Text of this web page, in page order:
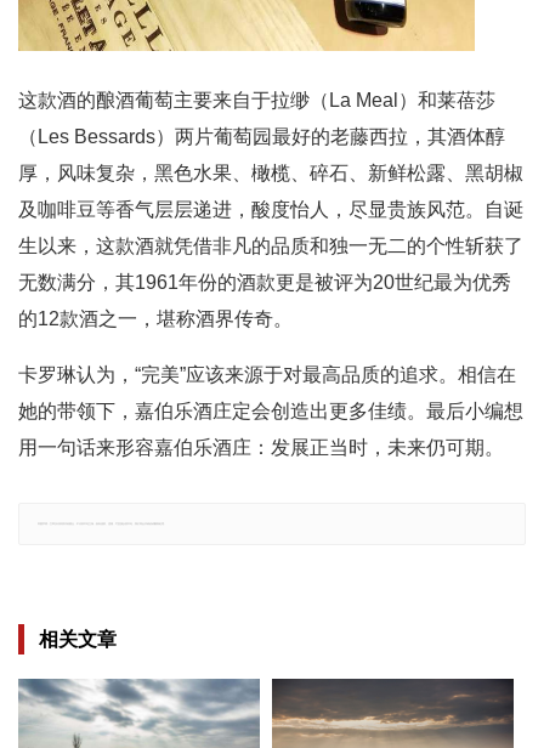
这款酒的酿酒葡萄主要来自于拉缈（La Meal）和莱蓓莎
（Les Bessards）两片葡萄园最好的老藤西拉，其酒体醇
厚，风味复杂，黑色水果、橄榄、碎石、新鲜松露、黑胡椒
及咖啡豆等香气层层递进，酸度怡人，尽显贵族风范。自诞
生以来，这款酒就凭借非凡的品质和独一无二的个性斩获了
无数满分，其1961年份的酒款更是被评为20世纪最为优秀
的12款酒之一，堪称酒界传奇。
卡罗琳认为，“完美”应该来源于对最高品质的追求。相信在
她的带领下，嘉伯乐酒庄定会创造出更多佳绩。最后小编想
用一句话来形容嘉伯乐酒庄：发展正当时，未来仍可期。
相关文章